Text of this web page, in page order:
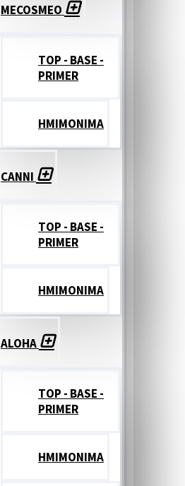
MECOSMEO
TOP - BASE -
PRIMER
ΗΜΙΜΟΝΙΜΑ
CANNI
TOP - BASE -
PRIMER
ΗΜΙΜΟΝΙΜΑ
ALOHA
TOP - BASE -
PRIMER
ΗΜΙΜΟΝΙΜΑ